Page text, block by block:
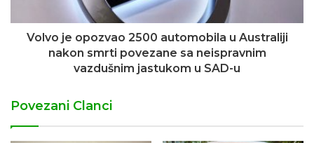
Volvo je opozvao 2500 automobila u Australiji
nakon smrti povezane sa neispravnim
vazdušnim jastukom u SAD-u
Povezani Clanci